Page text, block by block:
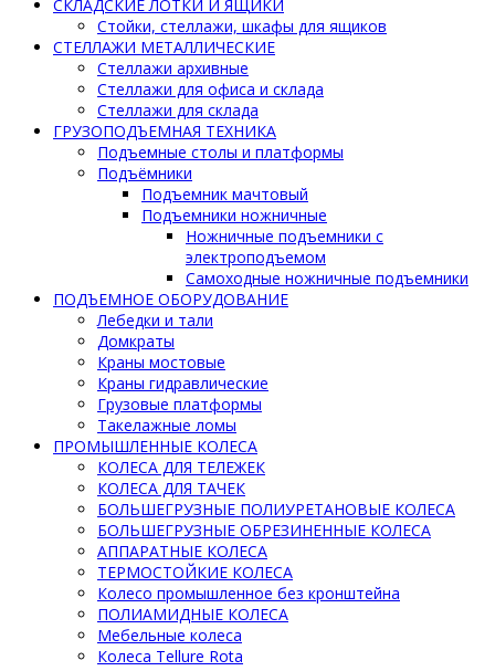
СКЛАДСКИЕ ЛОТКИ И ЯЩИКИ
Стойки, стеллажи, шкафы для ящиков
СТЕЛЛАЖИ МЕТАЛЛИЧЕСКИЕ
Стеллажи архивные
Стеллажи для офиса и склада
Стеллажи для склада
ГРУЗОПОДЪЕМНАЯ ТЕХНИКА
Подъемные столы и платформы
Подъёмники
Подъемник мачтовый
Подъемники ножничные
Ножничные подъемники с
электроподъемом
Самоходные ножничные подъемники
ПОДЪЕМНОЕ ОБОРУДОВАНИЕ
Лебедки и тали
Домкраты
Краны мостовые
Краны гидравлические
Грузовые платформы
Такелажные ломы
ПРОМЫШЛЕННЫЕ КОЛЕСА
КОЛЕСА ДЛЯ ТЕЛЕЖЕК
КОЛЕСА ДЛЯ ТАЧЕК
БОЛЬШЕГРУЗНЫЕ ПОЛИУРЕТАНОВЫЕ КОЛЕСА
БОЛЬШЕГРУЗНЫЕ ОБРЕЗИНЕННЫЕ КОЛЕСА
АППАРАТНЫЕ КОЛЕСА
ТЕРМОСТОЙКИЕ КОЛЕСА
Колесо промышленное без кронштейна
ПОЛИАМИДНЫЕ КОЛЕСА
Мебельные колеса
Колеса Tellure Rota